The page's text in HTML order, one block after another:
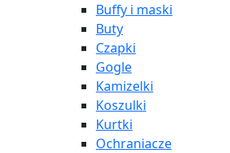
Buffy i maski
Buty
Czapki
Gogle
Kamizelki
Koszulki
Kurtki
Ochraniacze